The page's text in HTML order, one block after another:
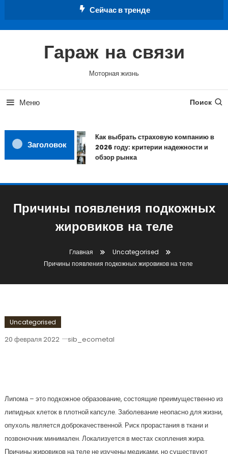
Сейчас в тренде
Гараж на связи
Моторная жизнь
Меню Поиск
Заголовок
Как выбрать страховую компанию в
2026 году: критерии надежности и
обзор рынка
Причины появления подкожных
жировиков на теле
Главная
Uncategorised
Причины появления подкожных жировиков на теле
Uncategorised
20 февраля 2022 sib_ecometal
Липома – это подкожное образование, состоящие преимущественно из
липидных клеток в плотной капсуле. Заболевание неопасно для жизни,
опухоль является доброкачественной. Риск прорастания в ткани и
позвоночник минимален. Локализуется в местах скопления жира.
Причины жировиков на теле не изучены медиками, но существуют